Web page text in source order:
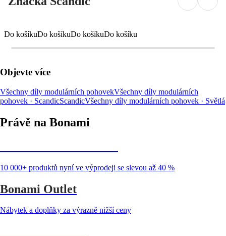
Do košíkuDo košíkuDo košíkuDo košíku
Objevte více
Všechny díly modulárních pohovekVšechny díly modulárních
pohovek · ScandicScandicVšechny díly modulárních pohovek · Světlá
Právě na Bonami
10 000+ produktů nyní ve výprodeji se slevou až 40 %
Bonami Outlet
Nábytek a doplňky za výrazně nižší ceny